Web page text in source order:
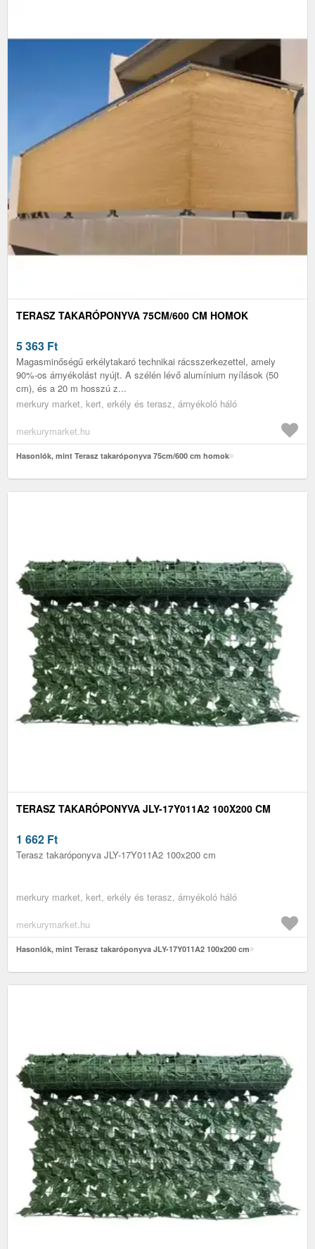
TERASZ TAKARÓPONYVA 75CM/600 CM HOMOK
5 363 Ft
Magasminőségű erkélytakaró technikai rácsszerkezettel, amely
90%-os árnyékolást nyújt. A szélén lévő alumínium nyílások (50
cm), és a 20 m hosszú z...
merkury market, kert, erkély és terasz, árnyékoló háló
merkurymarket.hu
Hasonlók, mint Terasz takaróponyva 75cm/600 cm homok
TERASZ TAKARÓPONYVA JLY-17Y011A2 100X200 CM
1 662 Ft
Terasz takaróponyva JLY-17Y011A2 100x200 cm
merkury market, kert, erkély és terasz, árnyékoló háló
merkurymarket.hu
Hasonlók, mint Terasz takaróponyva JLY-17Y011A2 100x200 cm